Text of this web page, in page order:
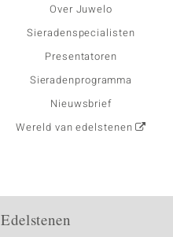
Over Juwelo
Sieradenspecialisten
Presentatoren
Sieradenprogramma
Nieuwsbrief
Wereld van edelstenen
Edelstenen